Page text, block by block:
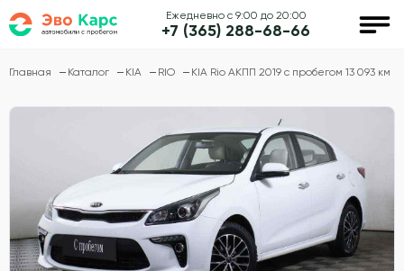
Ежедневно с 9:00 до 20:00
+7 (365) 288-68-66
Главная Каталог KIA RIO KIA Rio АКПП 2019 с пробегом 13 093 км